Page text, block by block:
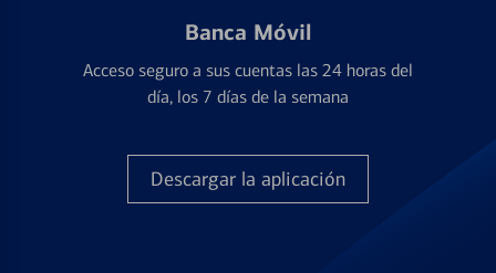
Banca Móvil
Acceso seguro a sus cuentas las 24 horas del
día, los 7 días de la semana
Descargar la aplicación